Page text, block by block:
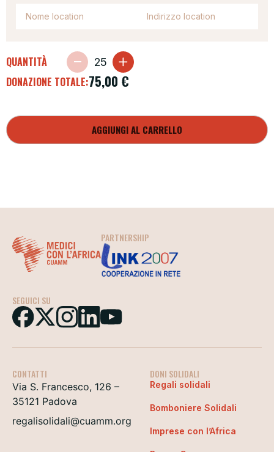
QUANTITÀ
DONAZIONE TOTALE:75,00 €
AGGIUNGI AL CARRELLO
PARTNERSHIP
SEGUICI SU
CONTATTI
Via S. Francesco, 126 –
35121 Padova
regalisolidali@cuamm.org
DONI SOLIDALI
Regali solidali
Bomboniere Solidali
Imprese con l’Africa